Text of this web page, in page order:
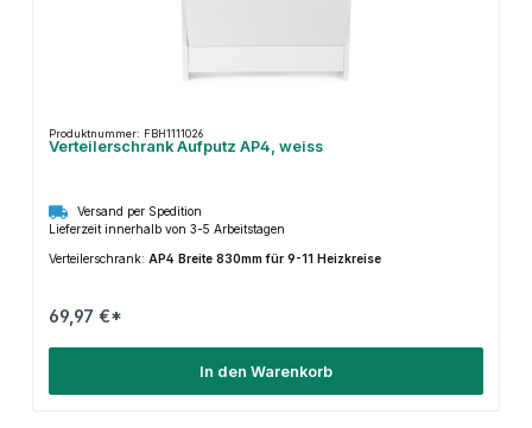
Produktnummer: FBH1111026
Verteilerschrank Aufputz AP4, weiss
Versand per Spedition
Lieferzeit innerhalb von 3-5 Arbeitstagen
Verteilerschrank: AP4 Breite 830mm für 9-11 Heizkreise
69,97 €*
In den Warenkorb